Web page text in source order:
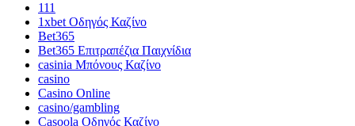
111
1xbet Οδηγός Καζίνο
Bet365
Bet365 Επιτραπέζια Παιχνίδια
casinia Μπόνους Καζίνο
casino
Casino Online
casino/gambling
Casoola Οδηγός Καζίνο